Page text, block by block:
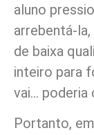
aluno
arrebentá-
de baixa
inteiro para
vai… poderia
Portanto,